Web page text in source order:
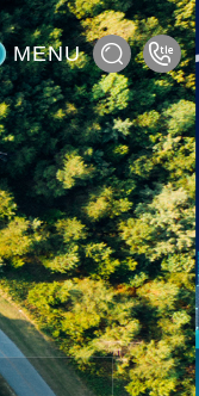
MENU
Close
加入我们